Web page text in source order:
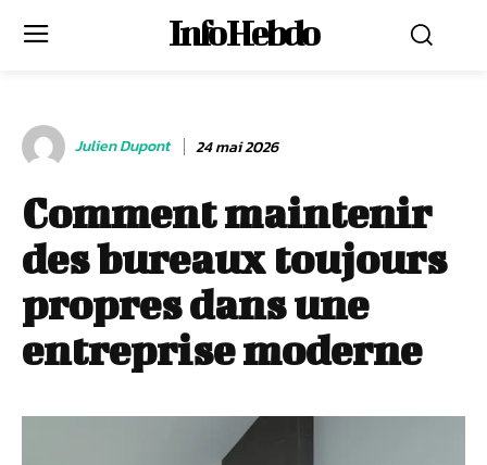
Info Hebdo
Julien Dupont 24 mai 2026
Comment maintenir
des bureaux toujours
propres dans une
entreprise moderne